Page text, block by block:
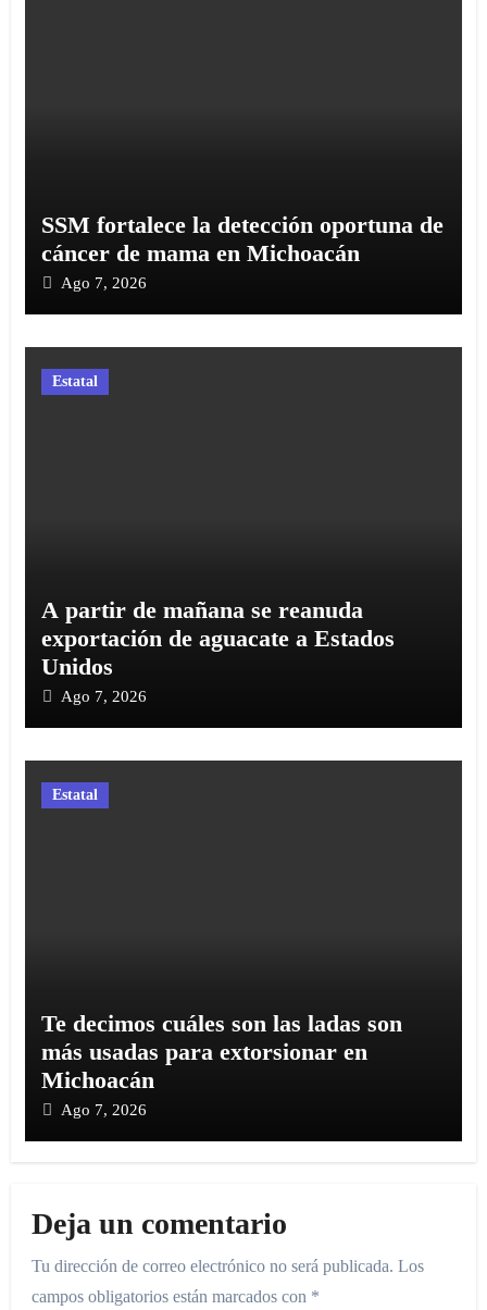
SSM fortalece la detección oportuna de
cáncer de mama en Michoacán
Ago 7, 2026
Estatal
A partir de mañana se reanuda
exportación de aguacate a Estados
Unidos
Ago 7, 2026
Estatal
Te decimos cuáles son las ladas son
más usadas para extorsionar en
Michoacán
Ago 7, 2026
Deja un comentario
Tu dirección de correo electrónico no será publicada. Los
campos obligatorios están marcados con *